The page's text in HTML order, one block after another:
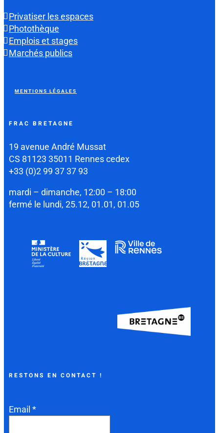
Privatiser les espaces
Photothèque
Emplois et stages
Marchés publics
MENTIONS LÉGALES
FRAC BRETAGNE
19 avenue André Mussat
CS 81123 35011 Rennes cedex
+33 (0)2 99 37 37 93
mardi – dimanche, 12:00 – 18:00
fermé le lundi, 25.12, 01.01, 01.05
RESTONS EN CONTACT !
Email *